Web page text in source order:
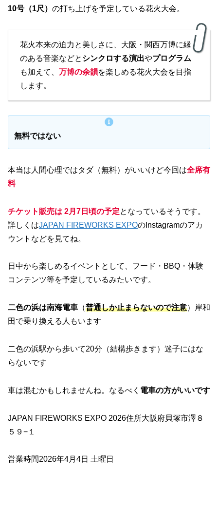
10号（1尺） の打ち上げを予定している花火大会。
花火本来の迫力と美しさに、大阪・関西万博に縁
のある音楽などと シンクロする演出やプログラム
も加えて、 万博の余韻を楽しめる花火大会を目指
します。
無料ではない
本当は人間心理ではタダ（無料）がいいけど今回は全席有
料
チケット販売は 2月7日頃の予定となっているそうです。
詳しくはJAPAN FIREWORKS EXPOのInstagramのアカ
ウントなどを見てね。
日中から楽しめるイベントとして、フード・BBQ・体験
コンテンツ等を予定しているみたいです。
二色の浜は南海電車 （普通しか止まらないので注意）岸和
田で乗り換える人もいます
二色の浜駅から歩いて20分（結構歩きます）迷子にはな
らないです
車は混むかもしれませんね。なるべく 電車の方がいいです
JAPAN FIREWORKS EXPO 2026住所大阪府貝塚市澤８
５９−１
営業時間2026年4月4日 土曜日